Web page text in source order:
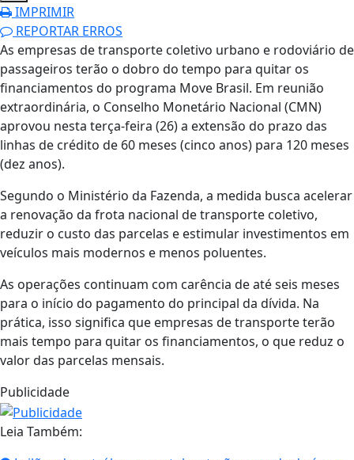
IMPRIMIR
REPORTAR ERROS
As empresas de transporte coletivo urbano e rodoviário de
passageiros terão o dobro do tempo para quitar os
financiamentos do programa Move Brasil. Em reunião
extraordinária, o Conselho Monetário Nacional (CMN)
aprovou nesta terça-feira (26) a extensão do prazo das
linhas de crédito de 60 meses (cinco anos) para 120 meses
(dez anos).
Segundo o Ministério da Fazenda, a medida busca acelerar
a renovação da frota nacional de transporte coletivo,
reduzir o custo das parcelas e estimular investimentos em
veículos mais modernos e menos poluentes.
As operações continuam com carência de até seis meses
para o início do pagamento do principal da dívida. Na
prática, isso significa que empresas de transporte terão
mais tempo para quitar os financiamentos, o que reduz o
valor das parcelas mensais.
Publicidade
Leia Também: